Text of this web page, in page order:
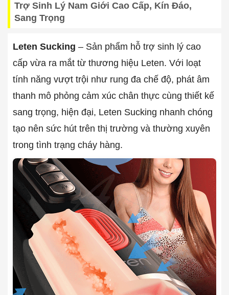
Trợ Sinh Lý Nam Giới Cao Cấp, Kín Đáo,
Sang Trọng
Leten Sucking – Sản phẩm hỗ trợ sinh lý cao
cấp vừa ra mắt từ thương hiệu Leten. Với loạt
tính năng vượt trội như rung đa chế độ, phát âm
thanh mô phỏng cảm xúc chân thực cùng thiết kế
sang trọng, hiện đại, Leten Sucking nhanh chóng
tạo nên sức hút trên thị trường và thường xuyên
trong tình trạng cháy hàng.